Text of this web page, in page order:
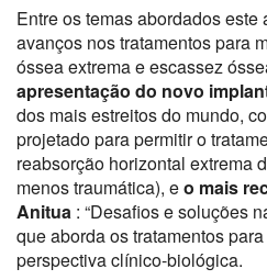
Entre os temas abordados
avanços nos tratamentos para
óssea extrema e escassez
apresentação do novo
dos mais estreitos do mundo,
projetado para permitir o
reabsorção horizontal extrema
menos traumática), eo mais
Anitua : “Desafios e soluções
que aborda os tratamentos
perspectiva clínico-biológica.